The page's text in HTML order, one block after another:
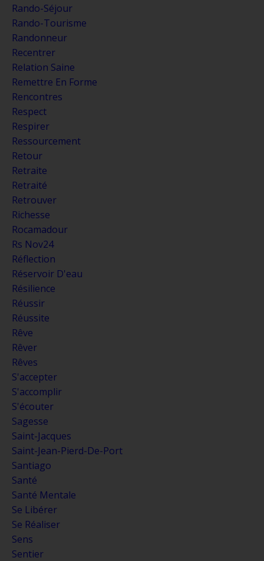
Rando-Séjour
Rando-Tourisme
Randonneur
Recentrer
Relation Saine
Remettre En Forme
Rencontres
Respect
Respirer
Ressourcement
Retour
Retraite
Retraité
Retrouver
Richesse
Rocamadour
Rs Nov24
Réflection
Réservoir D'eau
Résilience
Réussir
Réussite
Rêve
Rêver
Rêves
S'accepter
S'accomplir
S'écouter
Sagesse
Saint-Jacques
Saint-Jean-Pierd-De-Port
Santiago
Santé
Santé Mentale
Se Libérer
Se Réaliser
Sens
Sentier